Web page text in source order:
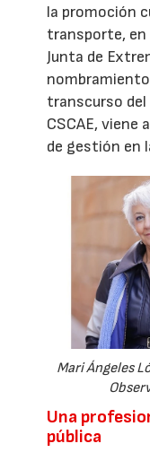
la promoción
transporte, en
Junta de
transcurso del
CSCAE, viene
de gestión en
Mari Ángeles
Una
pública